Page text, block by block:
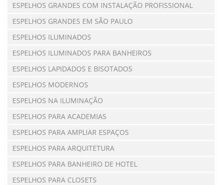
ESPELHOS GRANDES COM INSTALAÇÃO PROFISSIONAL
ESPELHOS GRANDES EM SÃO PAULO
ESPELHOS ILUMINADOS
ESPELHOS ILUMINADOS PARA BANHEIROS
ESPELHOS LAPIDADOS E BISOTADOS
ESPELHOS MODERNOS
ESPELHOS NA ILUMINAÇÃO
ESPELHOS PARA ACADEMIAS
ESPELHOS PARA AMPLIAR ESPAÇOS
ESPELHOS PARA ARQUITETURA
ESPELHOS PARA BANHEIRO DE HOTEL
ESPELHOS PARA CLOSETS